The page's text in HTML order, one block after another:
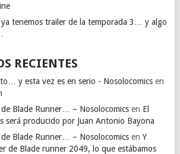
tenemos trailer de la temporada 3… y algo
RECIENTES
y esta vez es en serio - Nosolocomicsen
de Blade Runner… – Nosolocomicsen El
será producido por Juan Antonio Bayona
de Blade Runner… – Nosolocomicsen Y
de Blade runner 2049, lo que estábamos